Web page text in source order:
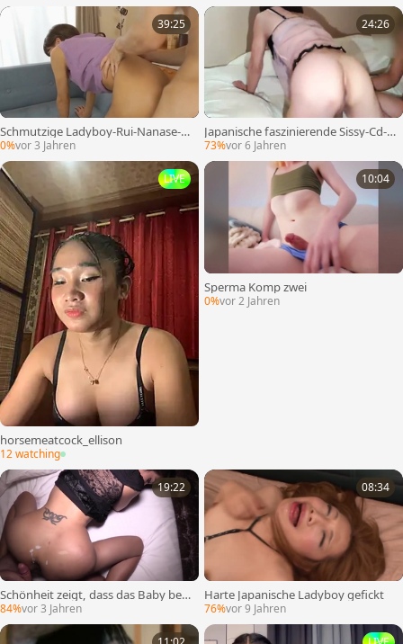
39:25
Schmutzige Ladyboy-Rui-Nanase-D
irty-Nail-Szene, unzensierter Clip
0%vor 3 Jahren
24:26
Japanische faszinierende Sissy-Cd-F
rau
73%vor 6 Jahren
LIVE
horsemeatcock_ellison
12 watching
10:04
Sperma Komp zwei
0%vor 2 Jahren
19:22
Schönheit zeigt, dass das Baby ber
eit für ihre Hochzeit ist
84%vor 3 Jahren
08:34
Harte Japanische Ladyboy gefickt
76%vor 9 Jahren